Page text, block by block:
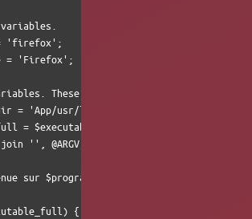
= 'firefox';
= 'Firefox';
These usually do not need to be
= 'App/usr/lib/firefox-3.5.5/';
= $executable_dir . $executable;
'', @ARGV;
sur $program_name Portable.\n\n";
{